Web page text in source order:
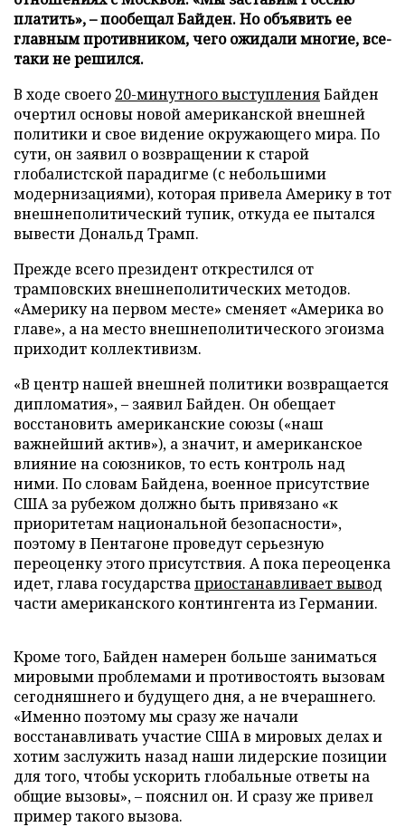
платить», – пообещал Байден. Но объявить ее
главным противником, чего ожидали многие, все-
таки не решился.
В ходе своего 20-минутного выступленияБайден
очертил основы новой американской внешней
политики и свое видение окружающего мира. По
сути, он заявил о возвращении к старой
глобалистской парадигме (с небольшими
модернизациями), которая привела Америку в тот
внешнеполитический тупик, откуда ее пытался
вывести Дональд Трамп.
Прежде всего президент открестился от
трамповских внешнеполитических методов.
«Америку на первом месте» сменяет «Америка во
главе», а на место внешнеполитического эгоизма
приходит коллективизм.
«В центр нашей внешней политики возвращается
дипломатия», – заявил Байден. Он обещает
восстановить американские союзы («наш
важнейший актив»), а значит, и американское
влияние на союзников, то есть контроль над
ними. По словам Байдена, военное присутствие
США за рубежом должно быть привязано «к
приоритетам национальной безопасности»,
поэтому в Пентагоне проведут серьезную
переоценку этого присутствия. А пока переоценка
идет, глава государстваприостанавливает вывод
части американского контингента из Германии.
Кроме того, Байден намерен больше заниматься
мировыми проблемами и противостоять вызовам
сегодняшнего и будущего дня, а не вчерашнего.
«Именно поэтому мы сразу же начали
восстанавливать участие США в мировых делах и
хотим заслужить назад наши лидерские позиции
для того, чтобы ускорить глобальные ответы на
общие вызовы», – пояснил он. И сразу же привел
пример такого вызова.